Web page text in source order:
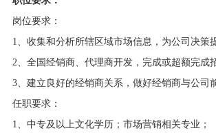
岗位要求：
1
、收集和分析所辖区域市场信息，为公司决策
2 、全国经销商、代理商开发，完成或超额完成
3、建立良好的经销商关系，做好经销商与公司
任职要求：
1
、中专及以上文化学历；市场营销相关专业；